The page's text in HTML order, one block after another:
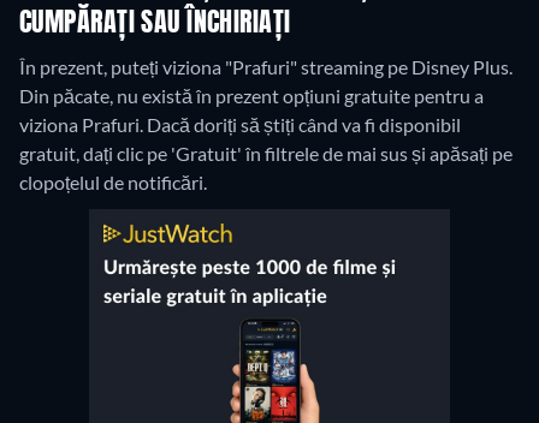
CUMPĂRAȚI SAU ÎNCHIRIAȚI
În prezent, puteți viziona "Prafuri" streaming pe Disney Plus.
Din păcate, nu există în prezent opțiuni gratuite pentru a
viziona Prafuri. Dacă doriți să știți când va fi disponibil
gratuit, dați clic pe 'Gratuit' în filtrele de mai sus și apăsați pe
clopoțelul de notificări.